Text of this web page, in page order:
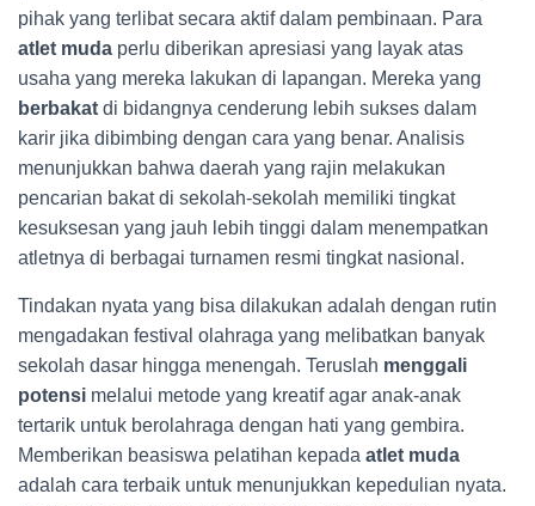
pihak yang terlibat secara aktif dalam pembinaan. Para
atlet muda perlu diberikan apresiasi yang layak atas
usaha yang mereka lakukan di lapangan. Mereka yang
berbakat di bidangnya cenderung lebih sukses dalam
karir jika dibimbing dengan cara yang benar. Analisis
menunjukkan bahwa daerah yang rajin melakukan
pencarian bakat di sekolah-sekolah memiliki tingkat
kesuksesan yang jauh lebih tinggi dalam menempatkan
atletnya di berbagai turnamen resmi tingkat nasional.
Tindakan nyata yang bisa dilakukan adalah dengan rutin
mengadakan festival olahraga yang melibatkan banyak
sekolah dasar hingga menengah. Teruslah menggali
potensi melalui metode yang kreatif agar anak-anak
tertarik untuk berolahraga dengan hati yang gembira.
Memberikan beasiswa pelatihan kepada atlet muda
adalah cara terbaik untuk menunjukkan kepedulian nyata.